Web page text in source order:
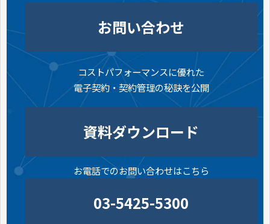
お問い合わせ
コストパフォーマンスに優れた
電子契約・契約管理の秘訣を公開
資料ダウンロード
お電話でのお問い合わせはこちら
03-5425-5300